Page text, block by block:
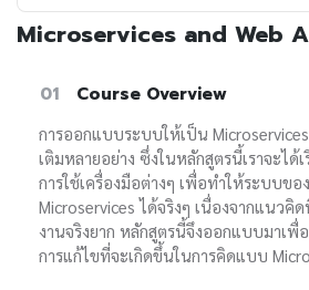
Microservices and Web
01 Course Overview
การออกแบบระบบให้เป็น
เติมหลายอย่าง ซึ่งในหลักสูตรนี้เราจะไ
การใช้เครื่องมือต่างๆ เพื่อทำให้ระบบขอ
Microservices ได้จริงๆ เนื่องจากแนวคิ
งานจริงยาก หลักสูตรนี้จึงออกแบบมาเ
การแก้ไขที่จะเกิดขึ้นในการคิดแบบ